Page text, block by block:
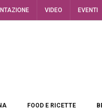
VIDEO EVENTI
FOOD E RICETTE